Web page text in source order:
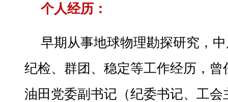
个人经历：
早期从事地球物理勘探研究，
纪检、群团、稳定等工作经历，
油田党委副书记（纪委书记、工